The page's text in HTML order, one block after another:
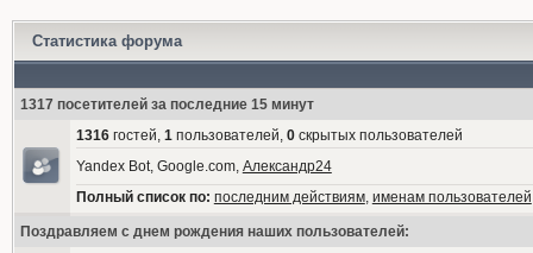
Статистика форума
1317 посетителей за последние 15 минут
1316гостей, 1пользователей, 0скрытых пользователей
Yandex Bot, Google.com, Александр24
Полный список по: последним действиям, именам пользователей
Поздравляем с днем рождения наших пользователей: